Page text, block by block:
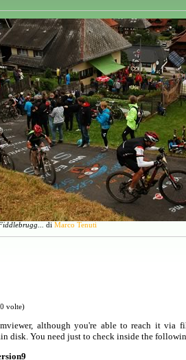
di Marco Tenuti
volte)
although you're able to reach it via
disk. You need just to check inside the